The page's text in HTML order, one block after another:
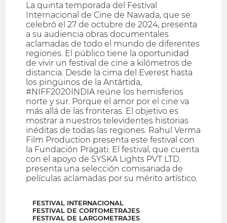
La quinta temporada del Festival
Internacional de Cine de Nawada, que se
celebró el 27 de octubre de 2024, presenta
a su audiencia obras documentales
aclamadas de todo el mundo de diferentes
regiones. El público tiene la oportunidad
de vivir un festival de cine a kilómetros de
distancia. Desde la cima del Everest hasta
los pingüinos de la Antártida,
#NIFF2020INDIA reúne los hemisferios
norte y sur. Porque el amor por el cine va
más allá de las fronteras. El objetivo es
mostrar a nuestros televidentes historias
inéditas de todas las regiones. Rahul Verma
Film Production presenta este festival con
la Fundación Pragati. El festival, que cuenta
con el apoyo de SYSKA Lights PVT LTD.
presenta una selección comisariada de
películas aclamadas por su mérito artístico.
FESTIVAL INTERNACIONAL
FESTIVAL DE CORTOMETRAJES
FESTIVAL DE LARGOMETRAJES